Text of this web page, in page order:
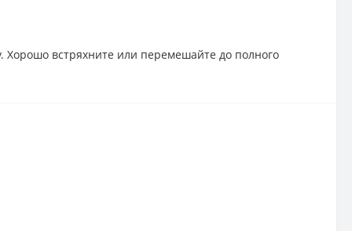
Хорошо встряхните или перемешайте до полного